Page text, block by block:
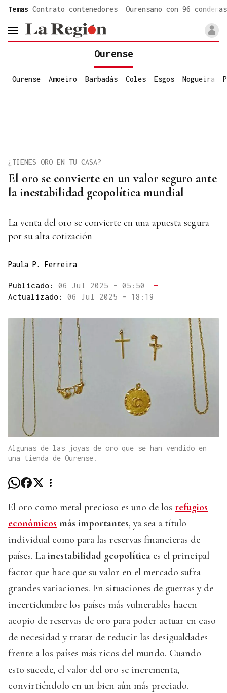
Temas Contrato contenedores Ourensano con 96 condenas
header.menu.open
Ourense
Ourense Amoeiro Barbadás Coles Esgos Nogueira
El oro se convierte en un valor seguro ante
la inestabilidad geopolítica mundial
¿TIENES ORO EN TU CASA?
La venta del oro se convierte en una apuesta segura
por su alta cotización
Paula P. Ferreira
Publicado: 06 Jul 2025 - 05:50
—
Actualizado: 06 Jul 2025 - 18:19
Algunas de las joyas de oro que se han vendido en
una tienda de Ourense.
El oro como metal precioso es uno de los refugios
económicos más importantes, ya sea a título
individual como para las reservas financieras de
países. La inestabilidad geopolítica es el principal
factor que hace que su valor en el mercado sufra
grandes variaciones. En situaciones de guerras y de
incertidumbre los países más vulnerables hacen
acopio de reservas de oro para poder actuar en caso
de necesidad y tratar de reducir las desigualdades
frente a los países más ricos del mundo. Cuando
esto sucede, el valor del oro se incrementa,
convirtiéndolo en un bien aún más preciado.